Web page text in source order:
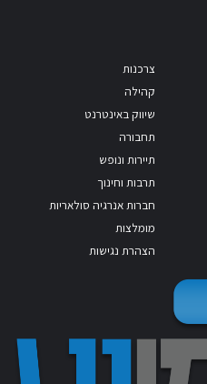
צרכנות
קהילה
שיווק באינטרנט
תחבורה
תיירות ונופש
תרבות וחינוך
חברות אנרגיה סולאריות
מומלצות
הצהרת נגישות